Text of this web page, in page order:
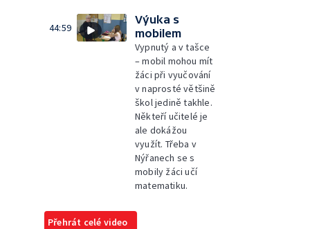
44:59
Výuka s
mobilem
Vypnutý a v tašce
– mobil mohou mít
žáci při vyučování
v naprosté většině
škol jedině takhle.
Někteří učitelé je
ale dokážou
využít. Třeba v
Nýřanech se s
mobily žáci učí
matematiku.
Přehrát celé video